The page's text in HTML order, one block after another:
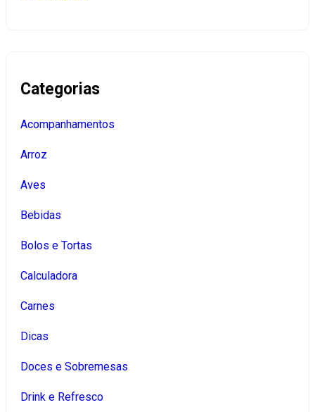
Categorias
Acompanhamentos
Arroz
Aves
Bebidas
Bolos e Tortas
Calculadora
Carnes
Dicas
Doces e Sobremesas
Drink e Refresco